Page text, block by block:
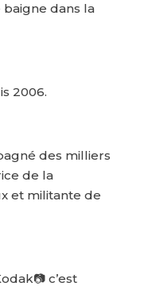
baigne dans la
2006.
des milliers
de la
et militante de
c’est